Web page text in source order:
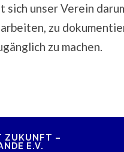
sich unser Verein
zu
zu machen.
ZUKUNFT –
E.V.